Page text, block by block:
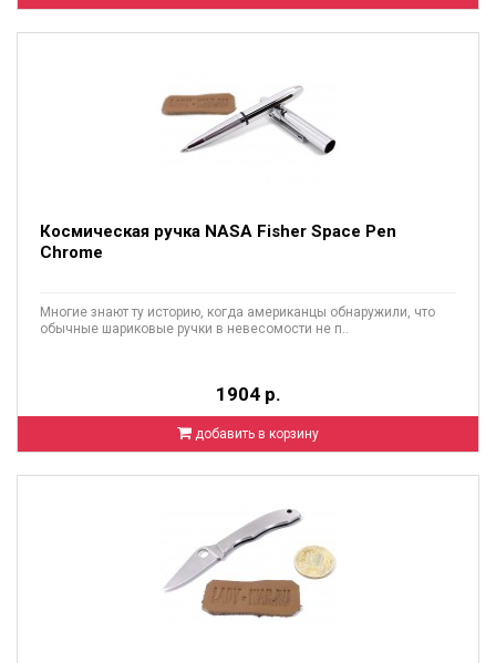
Космическая ручка NASA Fisher Space Pen
Chrome
Многие знают ту историю, когда американцы обнаружили, что
обычные шариковые ручки в невесомости не п..
1904 р.
добавить в корзину